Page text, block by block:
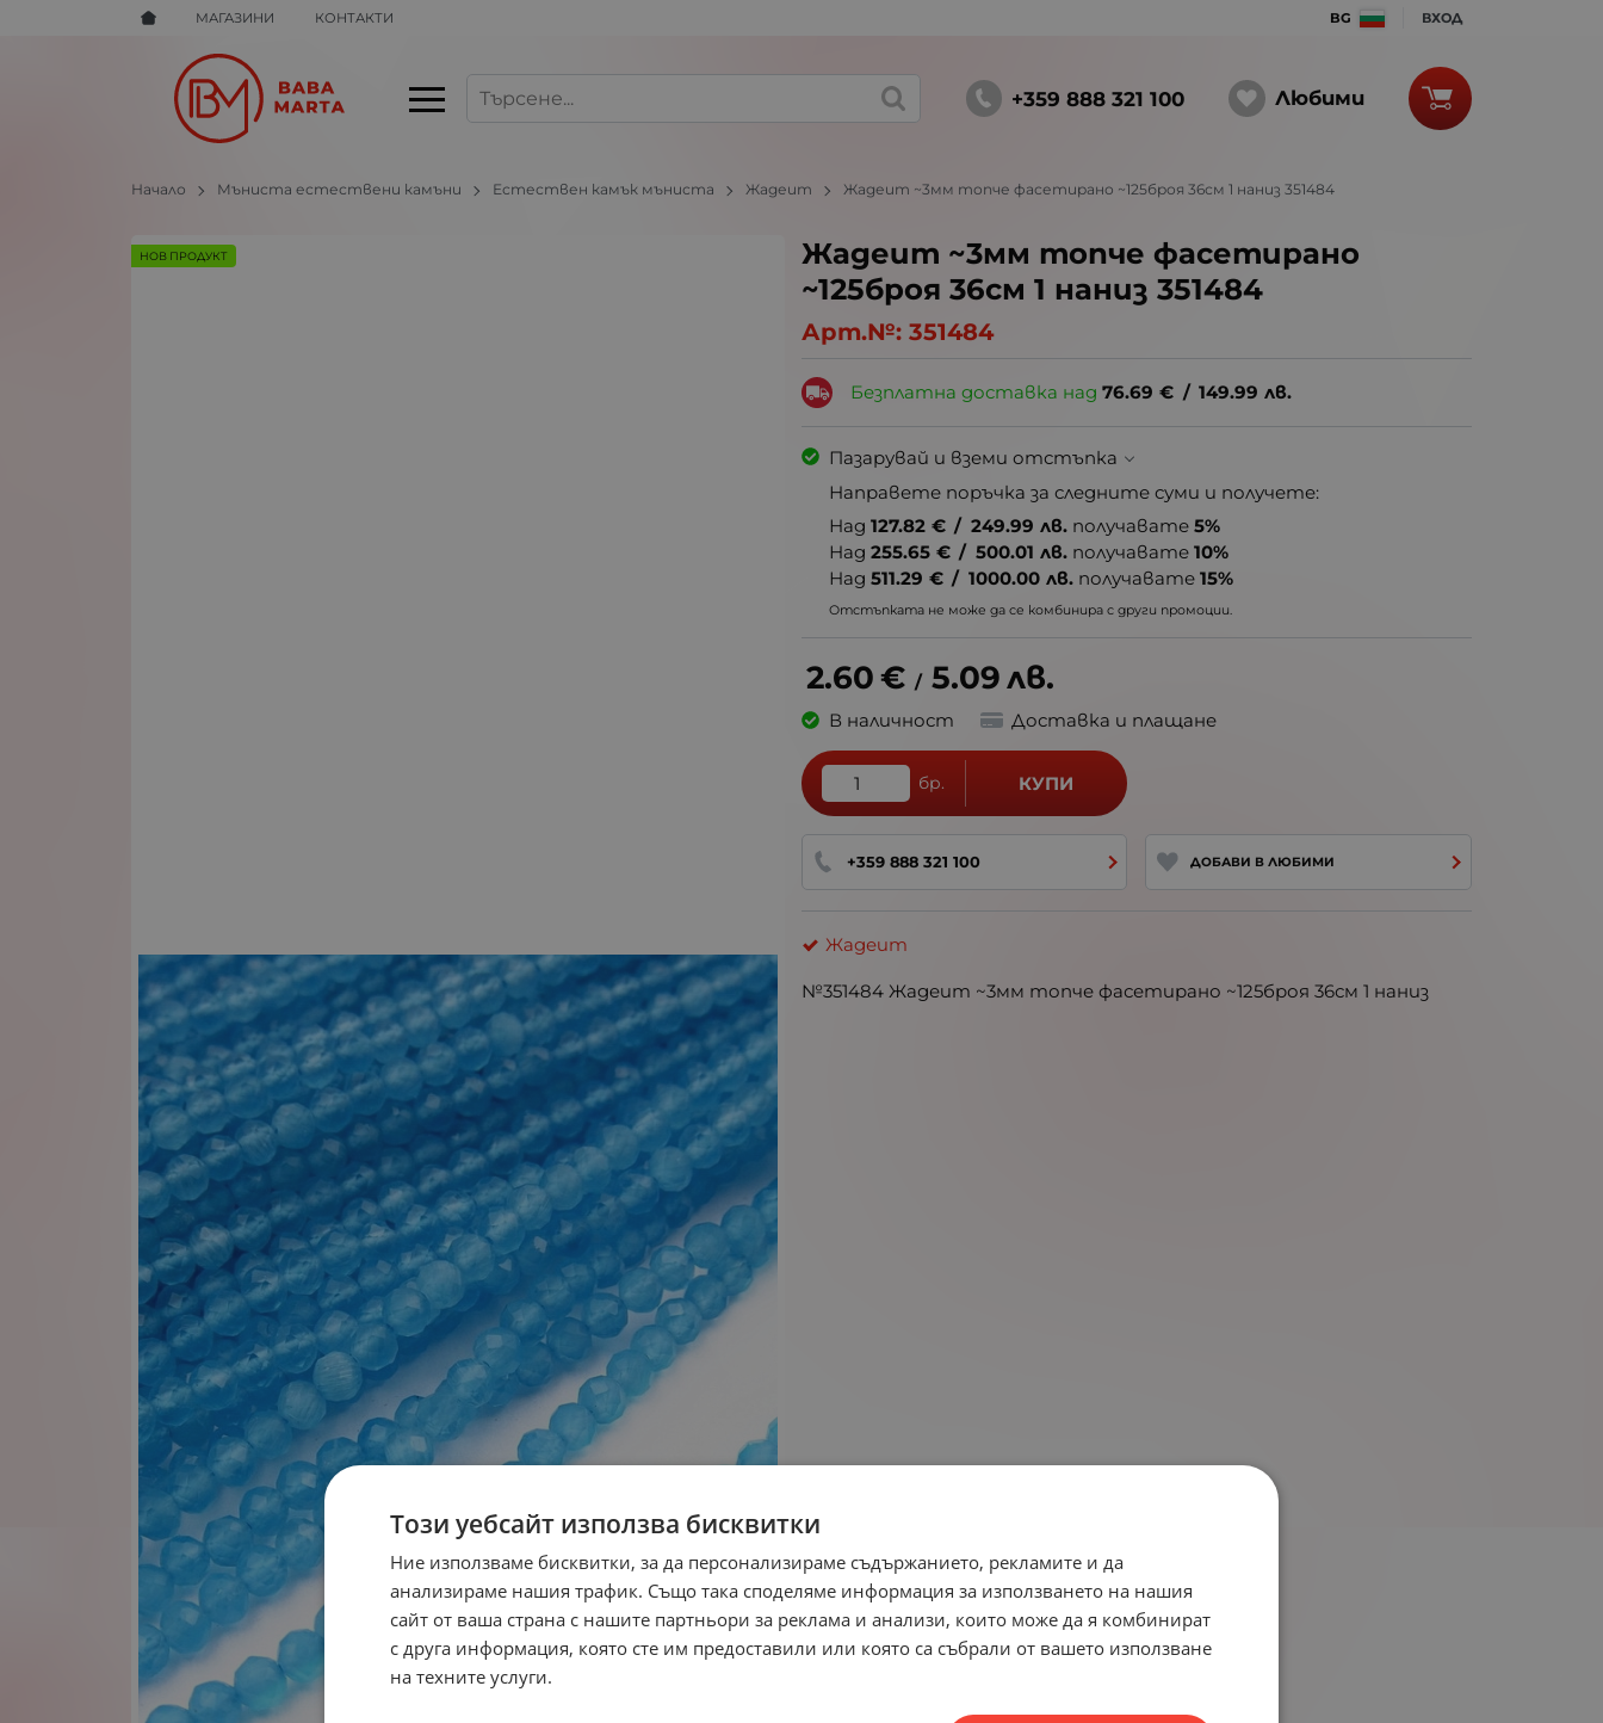
МАГАЗИНИ КОНТАКТИ BG ВХОД
+359 888 321 100 Любими
Начало Мъниста естествени камъни Естествен камък мъниста Жадеит Жадеит ~3мм топче фасетирано ~125броя 36см 1 наниз 351484
Жадеит ~3мм топче фасетирано
~125броя 36см 1 наниз 351484
Арт.№: 351484
НОВ ПРОДУКТ
Безплатна доставка над76.69 € / 149.99 лв.
Пазарувай и вземи отстъпка
Направете поръчка за следните суми и получете:
Над 127.82 € / 249.99 лв.получавате 5%
Над 255.65 € / 500.01 лв.получавате 10%
Над 511.29 € / 1000.00 лв.получавате 15%
Отстъпката не може да се комбинира с други промоции.
2.60€ / 5.09лв.
В наличност Доставка и плащане
бр. КУПИ
+359 888 321 100 ДОБАВИ В ЛЮБИМИ
Жадеит
№351484 Жадеит ~3мм топче фасетирано ~125броя 36см 1 наниз
Този уебсайт използва бисквитки
Ние използваме бисквитки, за да персонализираме съдържанието, рекламите и да
анализираме нашия трафик. Също така споделяме информация за използването на нашия
сайт от ваша страна с нашите партньори за реклама и анализи, които може да я комбинират
с друга информация, която сте им предоставили или която са събрали от вашето използване
на техните услуги.